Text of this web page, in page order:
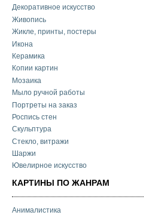
Декоративное искусство
Живопись
Жикле, принты, постеры
Икона
Керамика
Копии картин
Мозаика
Мыло ручной работы
Портреты на заказ
Роспись стен
Скульптура
Стекло, витражи
Шаржи
Ювелирное искусство
КАРТИНЫ ПО ЖАНРАМ
Анималистика